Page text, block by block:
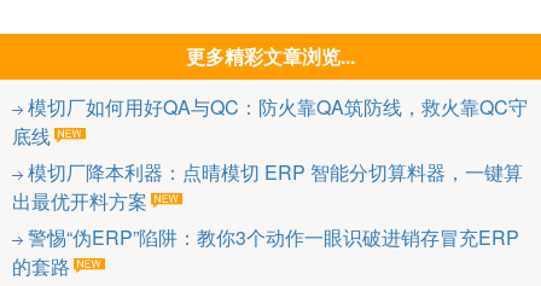
更多精彩文章浏览...
模切厂如何用好QA与QC：防火靠QA筑防线，救火靠QC守
底线
模切厂降本利器：点晴模切 ERP 智能分切算料器，一键算
出最优开料方案
警惕“伪ERP”陷阱：教你3个动作一眼识破进销存冒充ERP
的套路